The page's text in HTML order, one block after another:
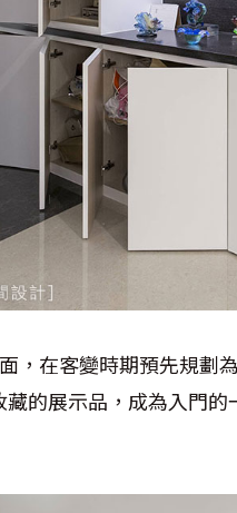
，在客變時期預先規劃
的展示品，成為入門的